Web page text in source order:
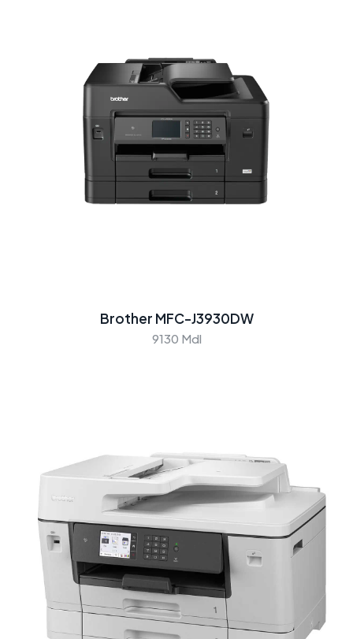
Brother MFC-J3930DW
9130 Mdl